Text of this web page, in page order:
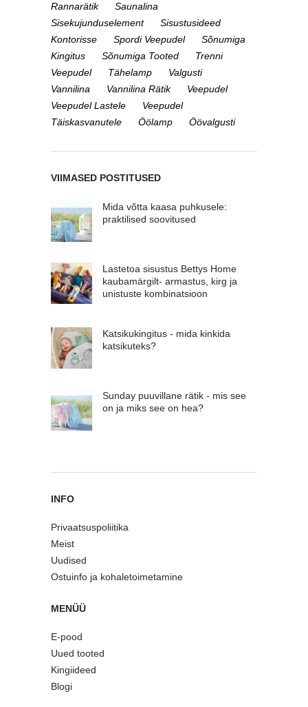
Rannarätik
Saunalina
Sisekujunduselement
Sisustusideed
Kontorisse
Spordi Veepudel
Sõnumiga
Kingitus
Sõnumiga Tooted
Trenni
Veepudel
Tähelamp
Valgusti
Vannilina
Vannilina Rätik
Veepudel
Veepudel Lastele
Veepudel
Täiskasvanutele
Öölamp Öövalgusti
VIIMASED POSTITUSED
Mida võtta kaasa puhkusele:
praktilised soovitused
Lastetoa sisustus Bettys Home
kaubamärgilt- armastus, kirg ja
unistuste kombinatsioon
Katsikukingitus - mida kinkida
katsikuteks?
Sunday puuvillane rätik - mis see
on ja miks see on hea?
INFO
Privaatsuspoliitika
Meist
Uudised
Ostuinfo ja kohaletoimetamine
MENÜÜ
E-pood
Uued tooted
Kingiideed
Blogi